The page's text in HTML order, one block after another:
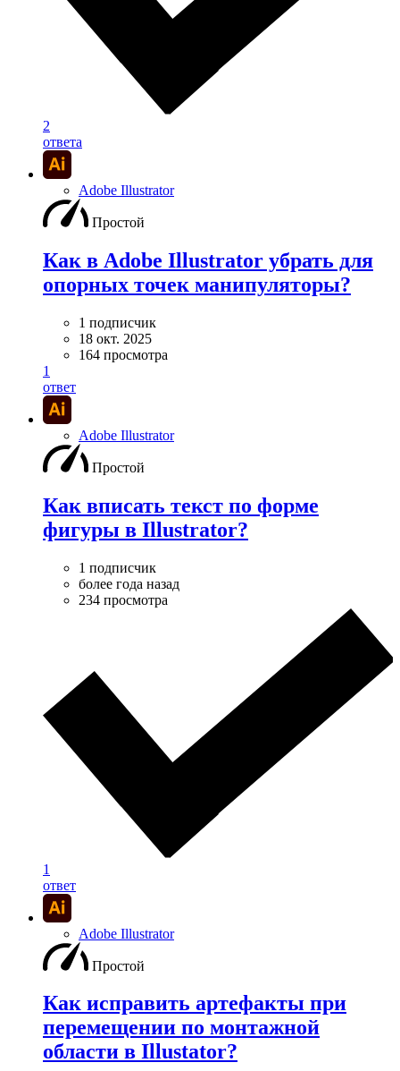
2
ответа
Adobe Illustrator
Простой
Как в Adobe Illustrator убрать для
опорных точек манипуляторы?
1 подписчик
18 окт. 2025
164 просмотра
1
ответ
Adobe Illustrator
Простой
Как вписать текст по форме
фигуры в Illustrator?
1 подписчик
более года назад
234 просмотра
1
ответ
Adobe Illustrator
Простой
Как исправить артефакты при
перемещении по монтажной
области в Illustator?